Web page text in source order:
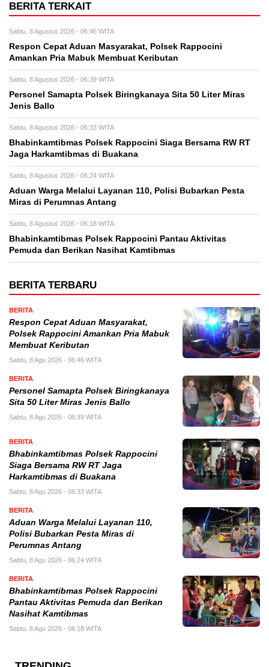
BERITA TERKAIT
Sabtu, 8 Agustus 2026 - 06:46 WITA
Respon Cepat Aduan Masyarakat, Polsek Rappocini
Amankan Pria Mabuk Membuat Keributan
Sabtu, 8 Agustus 2026 - 06:39 WITA
Personel Samapta Polsek Biringkanaya Sita 50 Liter Miras
Jenis Ballo
Sabtu, 8 Agustus 2026 - 06:33 WITA
Bhabinkamtibmas Polsek Rappocini Siaga Bersama RW RT
Jaga Harkamtibmas di Buakana
Sabtu, 8 Agustus 2026 - 06:24 WITA
Aduan Warga Melalui Layanan 110, Polisi Bubarkan Pesta
Miras di Perumnas Antang
Sabtu, 8 Agustus 2026 - 06:18 WITA
Bhabinkamtibmas Polsek Rappocini Pantau Aktivitas
Pemuda dan Berikan Nasihat Kamtibmas
BERITA TERBARU
BERITA
Respon Cepat Aduan Masyarakat,
Polsek Rappocini Amankan Pria Mabuk
Membuat Keributan
Sabtu, 8 Agu 2026 - 06:46 WITA
BERITA
Personel Samapta Polsek Biringkanaya
Sita 50 Liter Miras Jenis Ballo
Sabtu, 8 Agu 2026 - 06:39 WITA
BERITA
Bhabinkamtibmas Polsek Rappocini
Siaga Bersama RW RT Jaga
Harkamtibmas di Buakana
Sabtu, 8 Agu 2026 - 06:33 WITA
BERITA
Aduan Warga Melalui Layanan 110,
Polisi Bubarkan Pesta Miras di
Perumnas Antang
Sabtu, 8 Agu 2026 - 06:24 WITA
BERITA
Bhabinkamtibmas Polsek Rappocini
Pantau Aktivitas Pemuda dan Berikan
Nasihat Kamtibmas
Sabtu, 8 Agu 2026 - 06:18 WITA